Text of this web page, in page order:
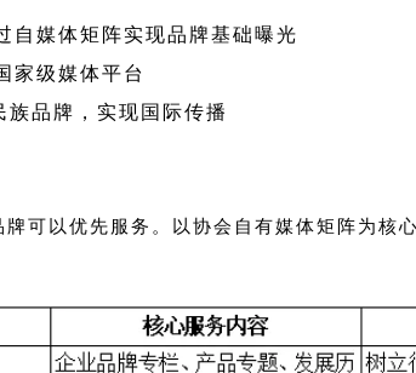
自媒体矩阵实现品牌基础曝光
家级媒体平台
品牌，实现国际传播
可以优先服务。以协会自有媒体矩阵为核